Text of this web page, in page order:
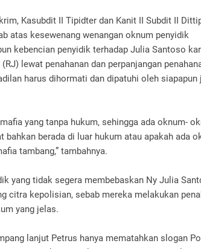
Kasubdit II Tipidter dan Kanit II Subdit II
atas kesewenang wenangan oknum penyidik
kebencian penyidik terhadap Julia Santoso
lewat penahanan dan perpanjangan
harus dihormati dan dipatuhi oleh siapapun
yang tanpa hukum, sehingga ada oknum-
berada di luar hukum atau apakah ada
tambang,” tambahnya.
yang tidak segera membebaskan Ny Julia
citra kepolisian, sebab mereka melakukan
yang jelas.
lanjut Petrus hanya mematahkan slogan